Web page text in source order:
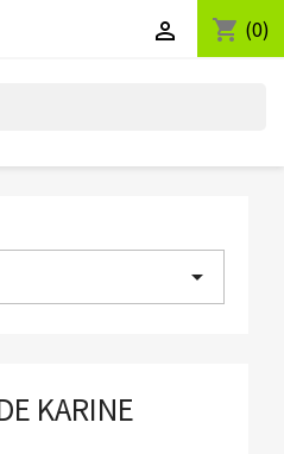
shopping_cart (0)

arrow_drop_down
KARINE